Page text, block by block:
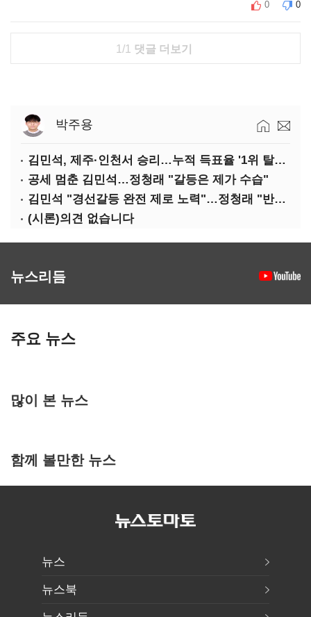
0 0
1/1 댓글 더보기
박주용
김민석, 제주·인천서 승리…누적 득표율 '1위 탈환'(종합)
공세 멈춘 김민석…정청래 "갈등은 제가 수습"
김민석 "경선갈등 완전 제로 노력"…정청래 "반명 공세 사과부터"
(시론)의견 없습니다
뉴스리듬
주요 뉴스
많이 본 뉴스
함께 볼만한 뉴스
뉴스
뉴스북